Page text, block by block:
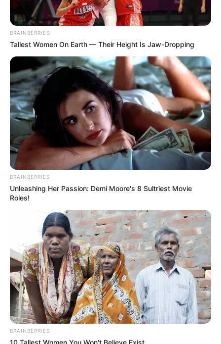
BRAINBERRIES
Tallest Women On Earth — Their Height Is Jaw-Dropping
BRAINBERRIES
Unleashing Her Passion: Demi Moore's 8 Sultriest Movie
Roles!
BRAINBERRIES
10 Tallest Women You Won't Believe Exist